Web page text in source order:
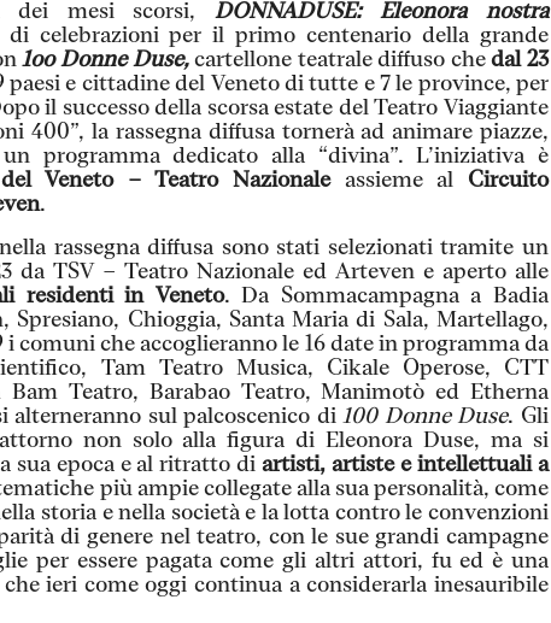
dei mesi scorsi, DONNADUSE: Eleonora nostra
celebrazioni per il primo centenario della grande
1oo Donne Duse,cartellone teatrale diffuso chedal 23
paesi e cittadine del Veneto di tutte e 7 le province, per
il successo della scorsa estate del Teatro Viaggiante
400”, la rassegna diffusa tornerà ad animare piazze,
programma dedicato alla “divina”. L’iniziativa è
Veneto – Teatro Nazionaleassieme al Circuito
.
rassegna diffusa sono stati selezionati tramite un
da TSV – Teatro Nazionale ed Arteven e aperto alle
residenti in Veneto. Da Sommacampagna a Badia
Spresiano, Chioggia, Santa Maria di Sala, Martellago,
i comuni che accoglieranno le 16 date in programma da
Tam Teatro Musica, Cikale Operose, CTT
Teatro, Barabao Teatro, Manimotò ed Etherna
alterneranno sul palcoscenico di100 Donne Duse. Gli
non solo alla figura di Eleonora Duse, ma si
sua epoca e al ritratto diartisti, artiste e intellettuali a
più ampie collegate alla sua personalità, come
storia e nella società e la lotta contro le convenzioni
di genere nel teatro, con le sue grandi campagne
per essere pagata come gli altri attori, fu ed è una
ieri come oggi continua a considerarla inesauribile